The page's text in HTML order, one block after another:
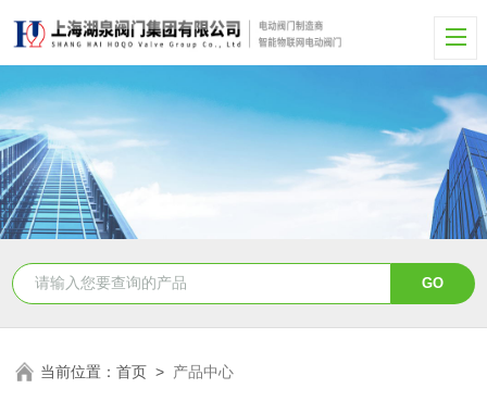
当前位置：首页 > 产品中心